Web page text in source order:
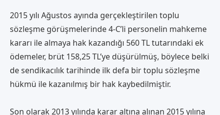
2015 yılı Ağustos ayında gerçekleştirilen toplu
sözleşme görüşmelerinde 4-C’li personelin mahkeme
kararı ile almaya hak kazandığı 560 TL tutarındaki ek
ödemeler, brüt 158,25 TL’ye düşürülmüş, böylece belki
de sendikacılık tarihinde ilk defa bir toplu sözleşme
hükmü ile kazanılmış bir hak kaybedilmiştir.
Son olarak 2013 yılında karar altına alınan 2015 yılına